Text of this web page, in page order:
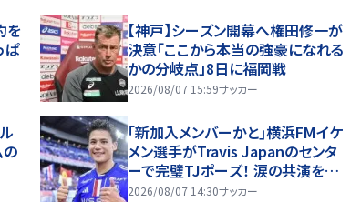
を
ぱ
【神戸】シーズン開幕へ権田修一が
決意「ここから本当の強豪になれる
かの分岐点」8日に福岡戦
2026/08/07 15:59サッカー
の
｢新加入メンバーかと｣横浜FMイケ
メン選手がTravis Japanのセンタ
ーで完璧TJポーズ！ 涙の共演を越
えて…笑顔の開幕戦コラボ動画が
2026/08/07 14:30サッカー